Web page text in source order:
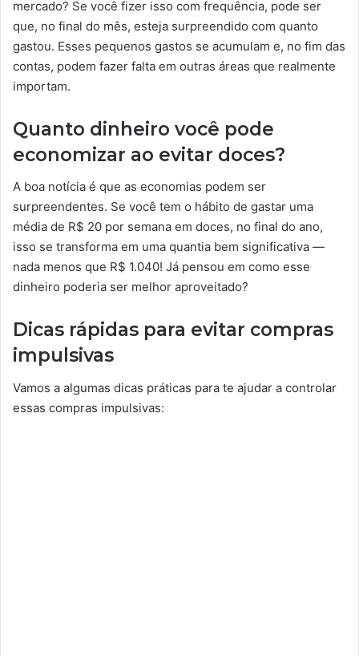
mercado? Se você fizer isso com frequência, pode ser
que, no final do mês, esteja surpreendido com quanto
gastou. Esses pequenos gastos se acumulam e, no fim das
contas, podem fazer falta em outras áreas que realmente
importam.
Quanto dinheiro você pode
economizar ao evitar doces?
A boa notícia é que as economias podem ser
surpreendentes. Se você tem o hábito de gastar uma
média de R$ 20 por semana em doces, no final do ano,
isso se transforma em uma quantia bem significativa —
nada menos que R$ 1.040! Já pensou em como esse
dinheiro poderia ser melhor aproveitado?
Dicas rápidas para evitar compras
impulsivas
Vamos a algumas dicas práticas para te ajudar a controlar
essas compras impulsivas: